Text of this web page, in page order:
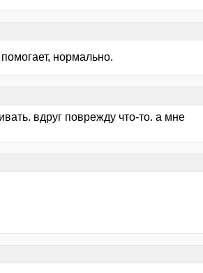
нормально.
вдруг поврежду что-то. а мне